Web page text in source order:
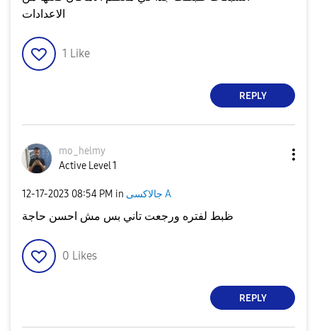
الاعدادات
1 Like
REPLY
mo_helmy
Active Level 1
‎12-17-2023 08:54 PM in جالاكسى A
ظبط لفتره ورجعت تاني بس مش احسن حاجة
0 Likes
REPLY